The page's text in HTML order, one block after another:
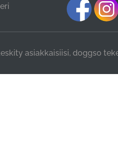
asiakkaisiisi, doggso